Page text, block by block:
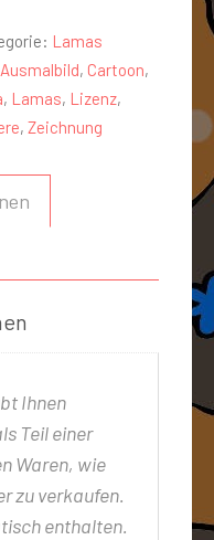
Lamas
Ausmalbild, Cartoon,
, Lamas, Lizenz,
, Zeichnung
Ihnen
Teil einer
Waren, wie
zu verkaufen.
enthalten.